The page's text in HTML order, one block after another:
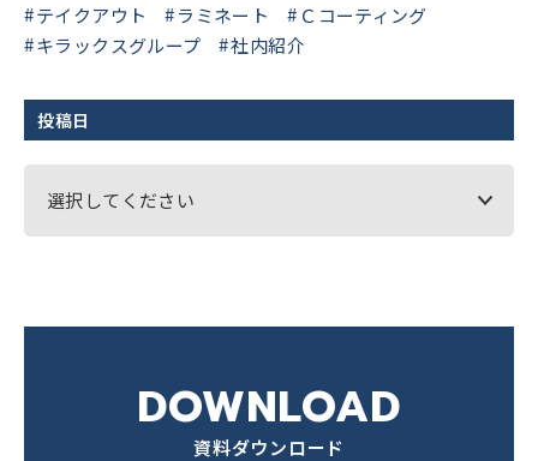
テイクアウト
ラミネート
Ｃコーティング
キラックスグループ
社内紹介
投稿日
選択してください
DOWNLOAD
資料ダウンロード